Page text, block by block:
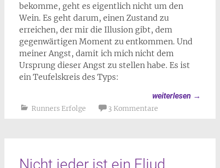
bekomme, geht es eigentlich nicht um den
Wein. Es geht darum, einen Zustand zu
erreichen, der mir die Illusion gibt, dem
gegenwärtigen Moment zu entkommen. Und
meiner Angst, damit ich mich nicht dem
Ursprung dieser Angst zu stellen habe. Es ist
ein Teufelskreis des Typs:
weiterlesen →
Runners Erfolge 3 Kommentare
Nicht jeder ist ein Eliud